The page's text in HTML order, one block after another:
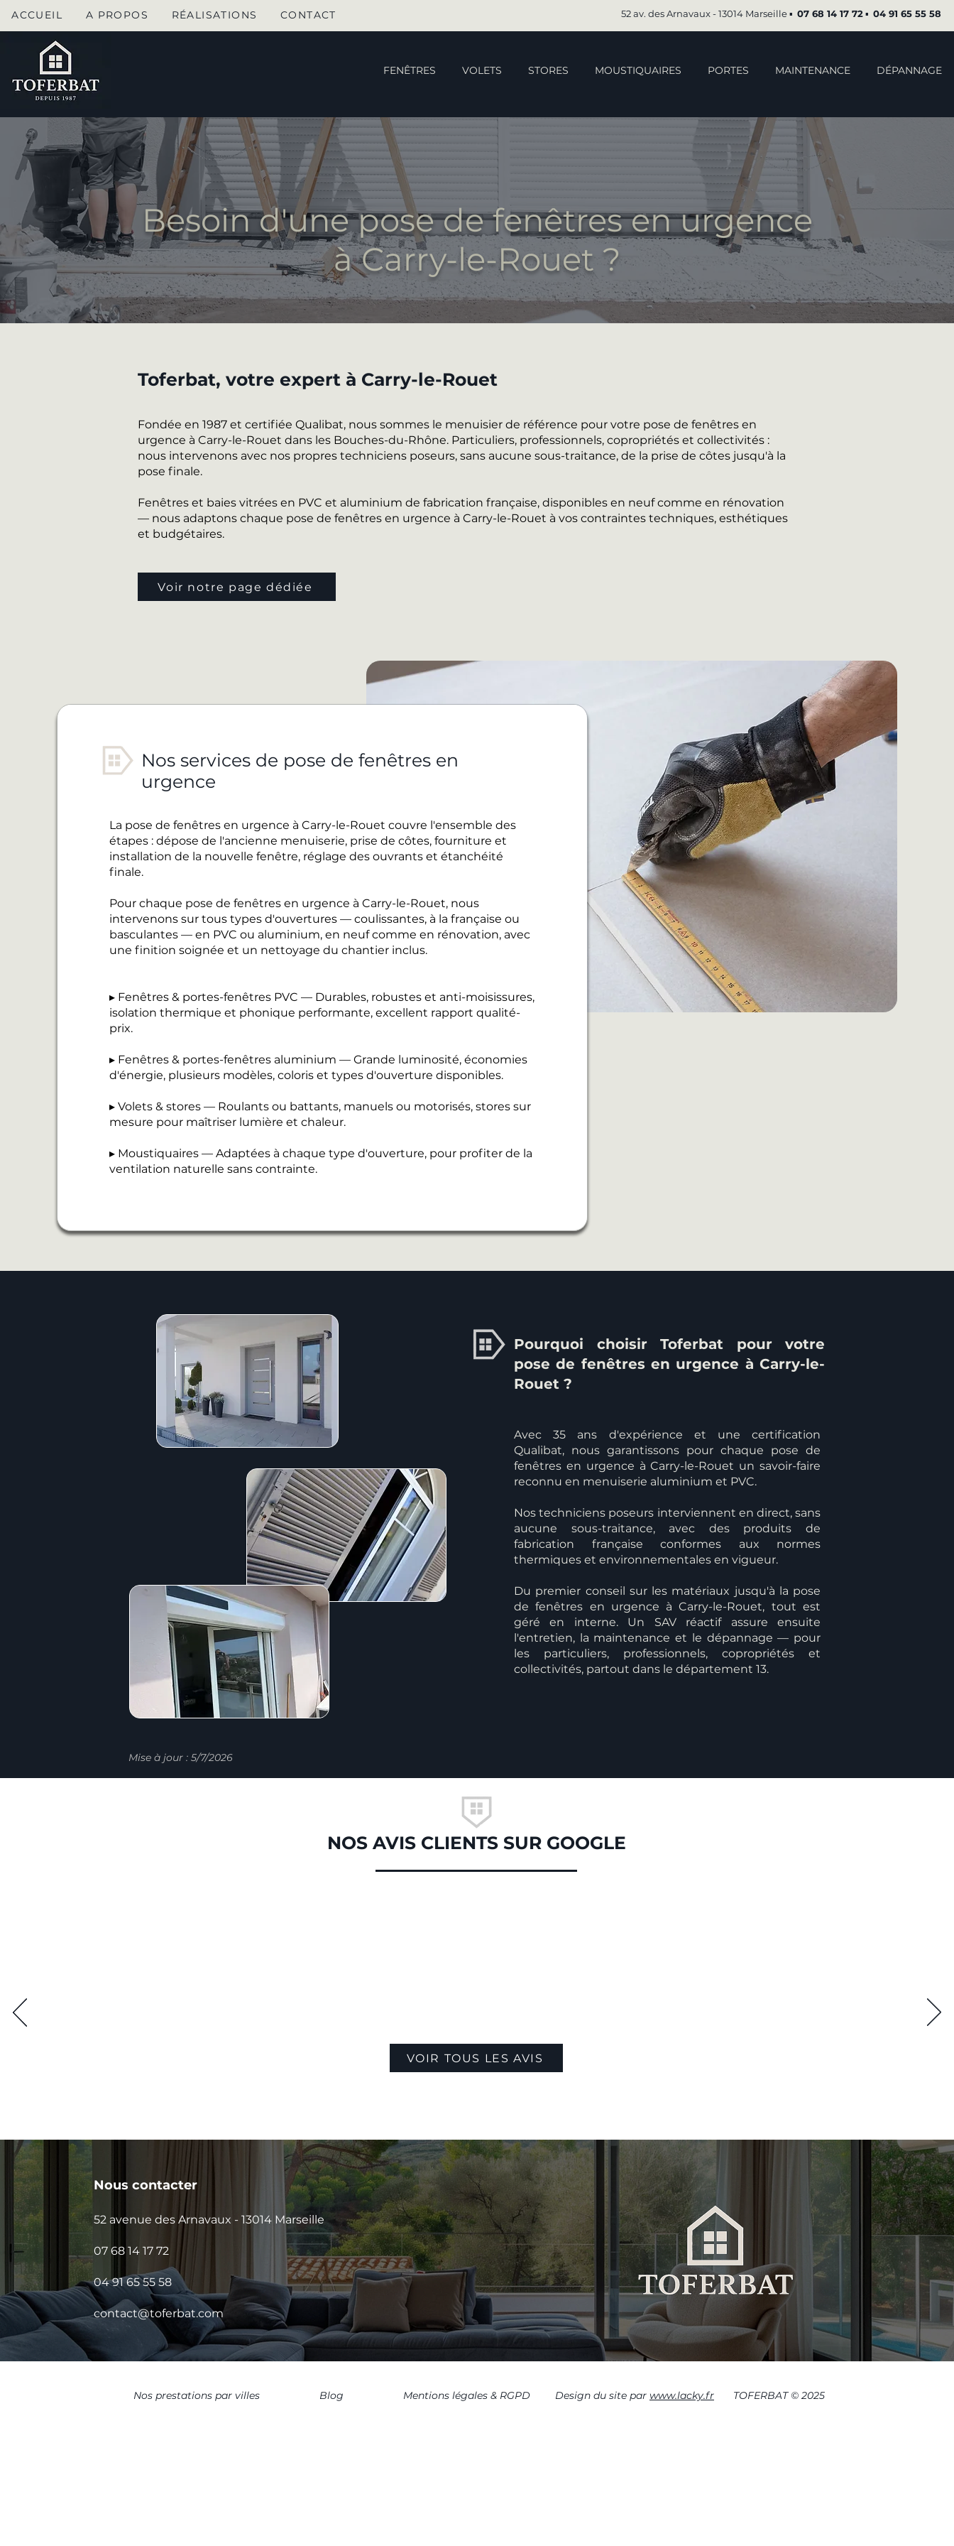
ACCUEIL A PROPOS RÉALISATIONS CONTACT 52 av. des Arnavaux - 13014 Marseille ▪︎ 07 68 14 17 72▪︎ 04 91 65 55 58
FENÊTRES VOLETS STORES MOUSTIQUAIRES PORTES MAINTENANCE DÉPANNAGE
Besoin d'une pose de fenêtres en urgence
à Carry-le-Rouet ?
Toferbat, votre expert à Carry-le-Rouet
Fondée en 1987 et certifiée Qualibat, nous sommes le menuisier de référence pour votre pose de fenêtres en
urgence à Carry-le-Rouet dans les Bouches-du-Rhône. Particuliers, professionnels, copropriétés et collectivités :
nous intervenons avec nos propres techniciens poseurs, sans aucune sous-traitance, de la prise de côtes jusqu'à la
pose finale.
Fenêtres et baies vitrées en PVC et aluminium de fabrication française, disponibles en neuf comme en rénovation
— nous adaptons chaque pose de fenêtres en urgence à Carry-le-Rouet à vos contraintes techniques, esthétiques
et budgétaires.
Voir notre page dédiée
Nos services de pose de fenêtres en
urgence
La pose de fenêtres en urgence à Carry-le-Rouet couvre l'ensemble des
étapes : dépose de l'ancienne menuiserie, prise de côtes, fourniture et
installation de la nouvelle fenêtre, réglage des ouvrants et étanchéité
finale.
Pour chaque pose de fenêtres en urgence à Carry-le-Rouet, nous
intervenons sur tous types d'ouvertures — coulissantes, à la française ou
basculantes — en PVC ou aluminium, en neuf comme en rénovation, avec
une finition soignée et un nettoyage du chantier inclus.
▸ Fenêtres & portes-fenêtres PVC — Durables, robustes et anti-moisissures,
isolation thermique et phonique performante, excellent rapport qualité-
prix.
▸ Fenêtres & portes-fenêtres aluminium — Grande luminosité, économies
d'énergie, plusieurs modèles, coloris et types d'ouverture disponibles.
▸ Volets & stores — Roulants ou battants, manuels ou motorisés, stores sur
mesure pour maîtriser lumière et chaleur.
▸ Moustiquaires — Adaptées à chaque type d'ouverture, pour profiter de la
ventilation naturelle sans contrainte.
Pourquoi choisir Toferbat pour votre
pose de fenêtres en urgence à Carry-le-
Rouet ?
Avec 35 ans d'expérience et une certification
Qualibat, nous garantissons pour chaque pose de
fenêtres en urgence à Carry-le-Rouet un savoir-faire
reconnu en menuiserie aluminium et PVC.
Nos techniciens poseurs interviennent en direct, sans
aucune sous-traitance, avec des produits de
fabrication française conformes aux normes
thermiques et environnementales en vigueur.
Du premier conseil sur les matériaux jusqu'à la pose
de fenêtres en urgence à Carry-le-Rouet, tout est
géré en interne. Un SAV réactif assure ensuite
l'entretien, la maintenance et le dépannage — pour
les particuliers, professionnels, copropriétés et
collectivités, partout dans le département 13.
Mise à jour : 5/7/2026
NOS AVIS CLIENTS SUR GOOGLE
VOIR TOUS LES AVIS
Nous contacter
52 avenue des Arnavaux - 13014 Marseille
07 68 14 17 72
04 91 65 55 58
contact@toferbat.com
Nos prestations par villes Blog Mentions légales & RGPD Design du site par www.lacky.fr TOFERBAT © 2025